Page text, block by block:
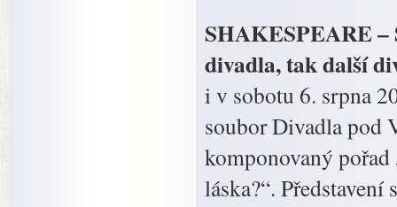
SHAKESPEARE
divadla, tak další
i v sobotu 6. srpna
soubor Divadla pod
komponovaný pořad
láska?“.